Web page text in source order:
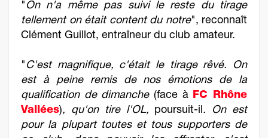
" On n'a même pas suivi le reste du tirage
tellement on était content du notre", reconnaît
Clément Guillot, entraîneur du club amateur.
" C'est magnifique, c'était le tirage rêvé.
On
est à peine remis de nos émotions de la
qualification de dimanche (face à FC Rhône
Vallées), qu'on tire l'OL, poursuit-il.
On est
pour la plupart toutes et tous supporters de